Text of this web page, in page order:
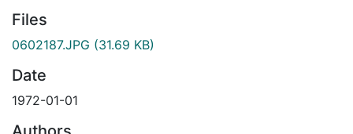
Files
0602187.JPG (31.69 KB)
Date
1972-01-01